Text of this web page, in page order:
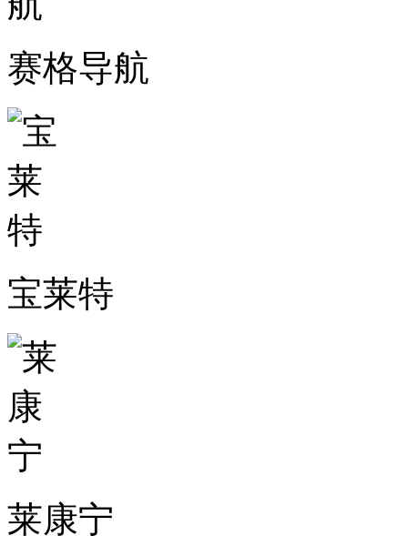
赛格导航
宝莱特
莱康宁